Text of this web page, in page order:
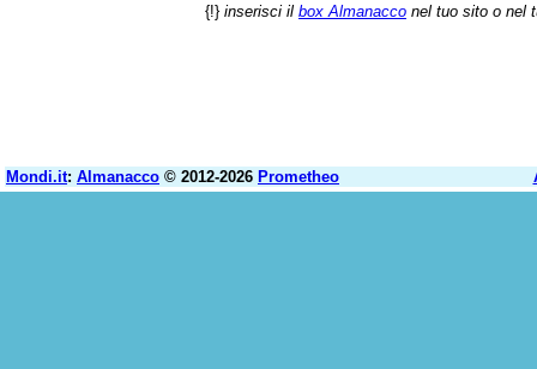
{!} inserisci il box Almanacco nel tuo sito o nel
Mondi.it: Almanacco © 2012-2026 Prometheo